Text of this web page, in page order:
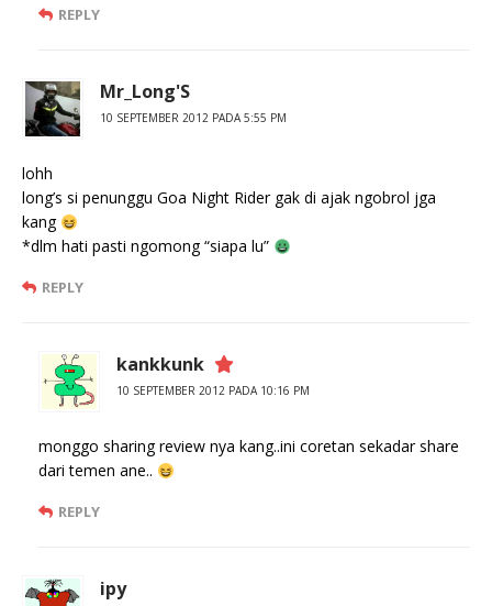
REPLY
Mr_Long'S
10 SEPTEMBER 2012 PADA 5:55 PM
lohh
long’s si penunggu Goa Night Rider gak di ajak ngobrol jga
kang
*dlm hati pasti ngomong “siapa lu”
REPLY
kankkunk
10 SEPTEMBER 2012 PADA 10:16 PM
monggo sharing review nya kang..ini coretan sekadar share
dari temen ane..
REPLY
ipy